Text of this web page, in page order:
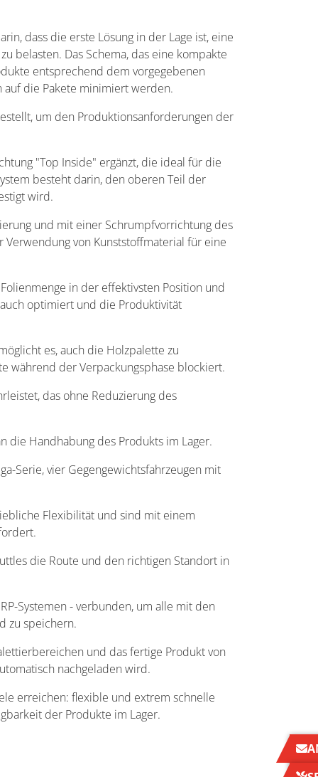
dass die erste Lösung in der Lage ist, eine
belasten. Das Schema, das eine kompakte
entsprechend dem vorgegebenen
die Pakete minimiert werden.
um den Produktionsanforderungen der
"Top Inside" ergänzt, die ideal für die
besteht darin, den oberen Teil der
wird.
und mit einer Schrumpfvorrichtung des
von Kunststoffmaterial für eine
in der effektivsten Position und
optimiert und die Produktivität
es, auch die Holzpalette zu
während der Verpackungsphase blockiert.
das ohne Reduzierung des
die Handhabung des Produkts im Lager.
Serie, vier Gegengewichtsfahrzeugen mit
Flexibilität und sind mit einem
die Route und den richtigen Standort in
Systemen - verbunden, um alle mit den
zu speichern.
und das fertige Produkt von
nachgeladen wird.
erreichen: flexible und extrem schnelle
der Produkte im Lager.